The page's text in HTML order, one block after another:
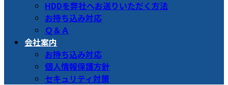
HDDを弊社へお送りいただく方法
お持ち込み対応
Ｑ＆Ａ
会社案内
お持ち込み対応
個人情報保護方針
セキュリティ対策